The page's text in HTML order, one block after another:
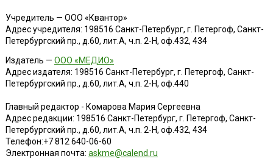
Учредитель — ООО «Квантор»
Адрес учредителя: 198516 Санкт-Петербург, г. Петергоф, Санкт-
Петербургский пр., д.60, лит.А, ч.п. 2-Н, оф.432, 434
Издатель — ООО «МЕДИО»
Адрес издателя: 198516 Санкт-Петербург, г. Петергоф, Санкт-
Петербургский пр., д.60, лит.А, ч.п. 2-Н, оф.440
Главный редактор - Комарова Мария Сергеевна
Адрес редакции: 198516 Санкт-Петербург, г. Петергоф, Санкт-
Петербургский пр., д.60, лит.А, ч.п. 2-Н, оф.432, 434
Телефон:+7 812 640-06-60
Электронная почта: askme@calend.ru